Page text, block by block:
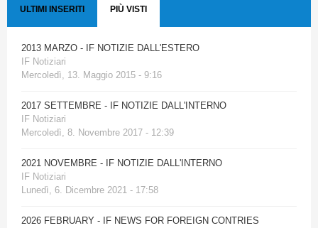
ULTIMI INSERITI PIÙ VISTI
2013 MARZO - IF NOTIZIE DALL'ESTERO
IF Notiziari
Mercoledì, 13. Maggio 2015 - 9:16
2017 SETTEMBRE - IF NOTIZIE DALL'INTERNO
IF Notiziari
Mercoledì, 8. Novembre 2017 - 12:39
2021 NOVEMBRE - IF NOTIZIE DALL'INTERNO
IF Notiziari
Lunedì, 6. Dicembre 2021 - 17:58
2026 FEBRUARY - IF NEWS FOR FOREIGN CONTRIES